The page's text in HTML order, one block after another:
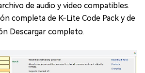
de audio y video compatibles.
completa de K-Lite Code Pack y de
Descargar completo.